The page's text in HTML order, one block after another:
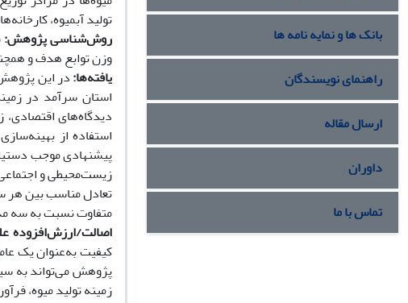
تولید آبمیوه،
روش‌شناسی پژوهش:
وزن توابع هدف و
یافته‌ها:در این
استان سرآمد در
دیدگاه‌های
استفاده از
پیشنهادی موجب
زیست‌محیطی و
تعادل مناسب بین هر
متفاوت نسبت به سه
اصالت/ارزش‌افزوده
کیفیت به‌عنوان یک
پژوهش می‌تواند به
زمینه تولید میوه،
بانک ها و نمایه نامه ها
راهنمای نویسندگان
ارسال مقاله
داوران
تماس با ما